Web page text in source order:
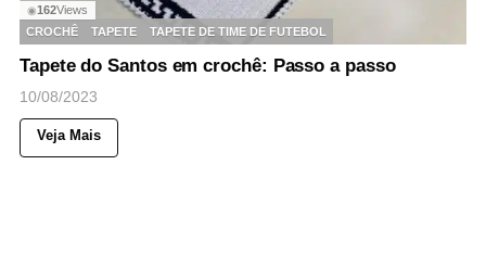
◉162Views
CROCHÊ
TAPETE TAPETE DE TIME DE FUTEBOL
Tapete do Santos em crochê: Passo a passo
10/08/2023
Veja Mais